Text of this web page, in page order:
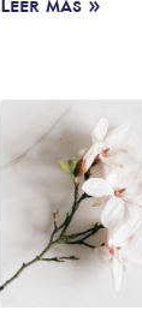
Leer más »